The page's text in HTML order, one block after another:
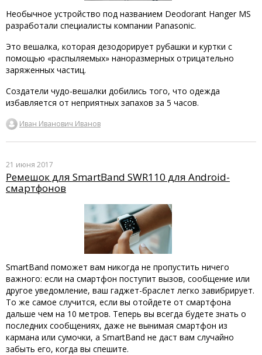
Необычное устройство под названием Deodorant Hanger MS
разработали специалисты компании Panasonic.
Это вешалка, которая дезодорирует рубашки и куртки с
помощью «распыляемых» наноразмерных отрицательно
заряженных частиц.
Создатели чудо-вешалки добились того, что одежда
избавляется от неприятных запахов за 5 часов.
Иван Иванович Иванов
21 июня 2017
Ремешок для SmartBand SWR110 для Android-
смартфонов
SmartBand поможет вам никогда не пропустить ничего
важного: если на смартфон поступит вызов, сообщение или
другое уведомление, ваш гаджет-браслет легко завибрирует.
То же самое случится, если вы отойдете от смартфона
дальше чем на 10 метров. Теперь вы всегда будете знать о
последних сообщениях, даже не вынимая смартфон из
кармана или сумочки, а SmartBand не даст вам случайно
забыть его, когда вы спешите.